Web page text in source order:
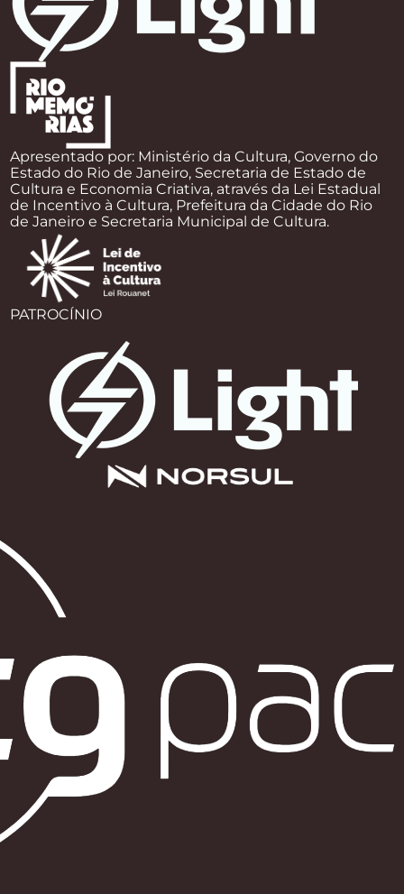
Apresentado por: Ministério da Cultura, Governo do
Estado do Rio de Janeiro, Secretaria de Estado de
Cultura e Economia Criativa, através da Lei Estadual
de Incentivo à Cultura, Prefeitura da Cidade do Rio
de Janeiro e Secretaria Municipal de Cultura.
PATROCÍNIO